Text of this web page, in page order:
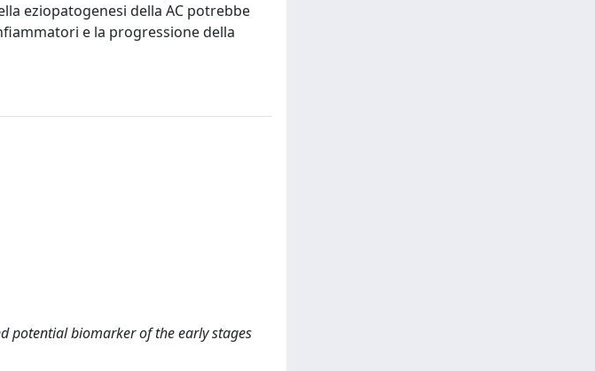
eziopatogenesi della AC potrebbe
e la progressione della
potential biomarker of the early stages